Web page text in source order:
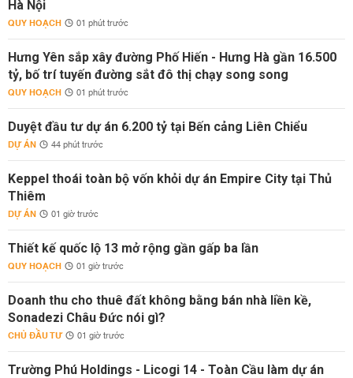
Hà Nội
QUY HOẠCH 01 phút trước
Hưng Yên sắp xây đường Phố Hiến - Hưng Hà gần 16.500
tỷ, bố trí tuyến đường sắt đô thị chạy song song
QUY HOẠCH 01 phút trước
Duyệt đầu tư dự án 6.200 tỷ tại Bến cảng Liên Chiểu
DỰ ÁN 44 phút trước
Keppel thoái toàn bộ vốn khỏi dự án Empire City tại Thủ
Thiêm
DỰ ÁN 01 giờ trước
Thiết kế quốc lộ 13 mở rộng gần gấp ba lần
QUY HOẠCH 01 giờ trước
Doanh thu cho thuê đất không bằng bán nhà liền kề,
Sonadezi Châu Đức nói gì?
CHỦ ĐẦU TƯ 01 giờ trước
Trường Phú Holdings - Licogi 14 - Toàn Cầu làm dự án